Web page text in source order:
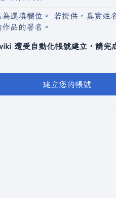
為選填欄位。 若提供，真實姓
品的署名。
遭受自動化帳號建立，請完
建立您的帳號